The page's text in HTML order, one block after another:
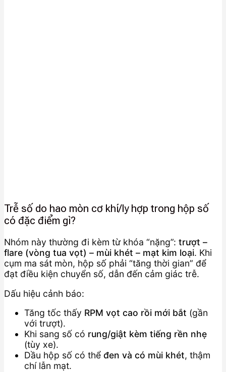
Trễ số do hao mòn cơ khí/ly hợp trong hộp số
có đặc điểm gì?
Nhóm này thường đi kèm từ khóa “nặng”: trượt –
flare (vòng tua vọt) – mùi khét – mạt kim loại. Khi
cụm ma sát mòn, hộp số phải “tăng thời gian” để
đạt điều kiện chuyển số, dẫn đến cảm giác trễ.
Dấu hiệu cảnh báo:
Tăng tốc thấy RPM vọt cao rồi mới bắt (gần
với trượt).
Khi sang số có rung/giật kèm tiếng rền nhẹ
(tùy xe).
Dầu hộp số có thể đen và có mùi khét, thậm
chí lẫn mạt.